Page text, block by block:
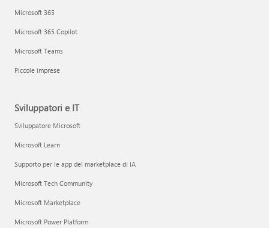
Microsoft 365
Microsoft 365 Copilot
Microsoft Teams
Piccole imprese
Sviluppatori e IT
Sviluppatore Microsoft
Microsoft Learn
Supporto per le app del marketplace di IA
Microsoft Tech Community
Microsoft Marketplace
Microsoft Power Platform